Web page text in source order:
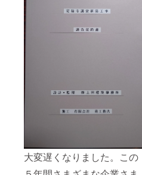
大変遅くなりました。この